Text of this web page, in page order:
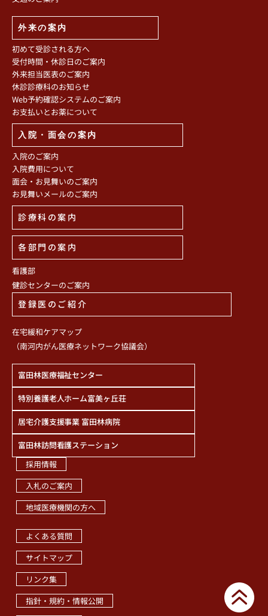
外来の案内
初めて受診される方へ
受付時間・休診日のご案内
外来担当医表のご案内
休診診療科のお知らせ
Web予約確認システムのご案内
お支払いとお薬について
入院・面会の案内
入院のご案内
入院費用について
面会・お見舞いのご案内
お見舞いメールのご案内
診療科の案内
各部門の案内
看護部
健診センターのご案内
登録医のご紹介
在宅緩和ケアマップ
（南河内がん医療ネットワーク協議会）
富田林医療福祉センター
特別養護老人ホーム富美ヶ丘荘
居宅介護支援事業 富田林病院
富田林訪問看護ステーション
採用情報
入札のご案内
地域医療機関の方へ
よくある質問
サイトマップ
リンク集
指針・規約・情報公開